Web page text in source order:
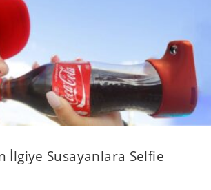
İlgiye Susayanlara Selfie